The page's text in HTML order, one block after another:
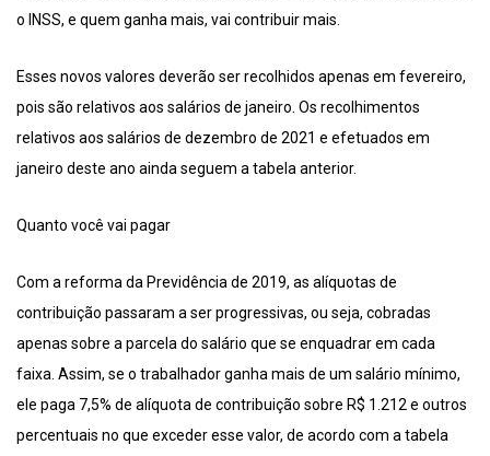
o INSS, e quem ganha mais, vai contribuir mais.
Esses novos valores deverão ser recolhidos apenas em fevereiro,
pois são relativos aos salários de janeiro. Os recolhimentos
relativos aos salários de dezembro de 2021 e efetuados em
janeiro deste ano ainda seguem a tabela anterior.
Quanto você vai pagar
Com a reforma da Previdência de 2019, as alíquotas de
contribuição passaram a ser progressivas, ou seja, cobradas
apenas sobre a parcela do salário que se enquadrar em cada
faixa. Assim, se o trabalhador ganha mais de um salário mínimo,
ele paga 7,5% de alíquota de contribuição sobre R$ 1.212 e outros
percentuais no que exceder esse valor, de acordo com a tabela